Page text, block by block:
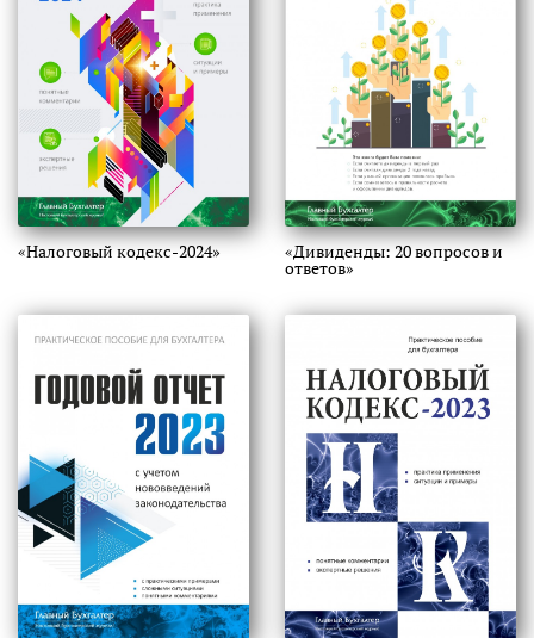
«Налоговый кодекс-2024» «Дивиденды: 20 вопросов и
ответов»